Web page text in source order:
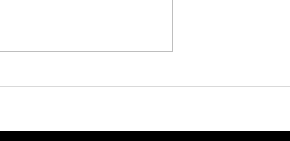
China proyecta que la mitad de su
fósiles en 2030